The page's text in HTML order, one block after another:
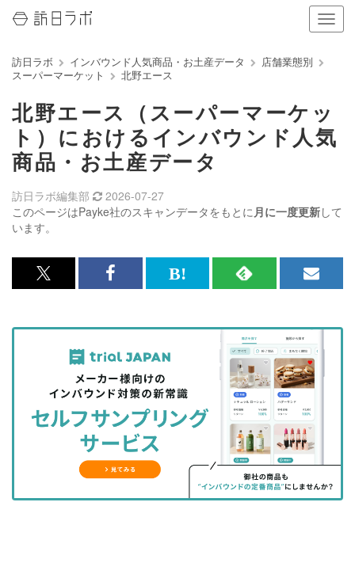
ナ
ビ
ン
の
表
り
る
訪日ラボ インバウンド人気商品・お土産データ
店舗業態別
スーパーマーケット
北野エース
北野エース（スーパーマーケッ
ト）におけるインバウンド人気
商品・お土産データ
このページはPayke社のスキャンデータをもとに月に一度更新して
います。
訪日ラボ編集部 2026-07-27
x<br>
記
を
シ
ェ
る
Facebook<br>
記
事
を
シ
ェ
ア
す
る
は
な
ッ
ク
マ
に
RSS
記
事
を
購
読
す
る
メ
マ
ガ
登
録
す
る